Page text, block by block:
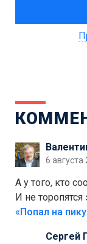
6 августа
А у того, кто
И не торопятся
Сергей